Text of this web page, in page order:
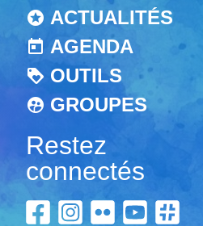
ACTUALITÉS
AGENDA
OUTILS
GROUPES
Restez
connectés